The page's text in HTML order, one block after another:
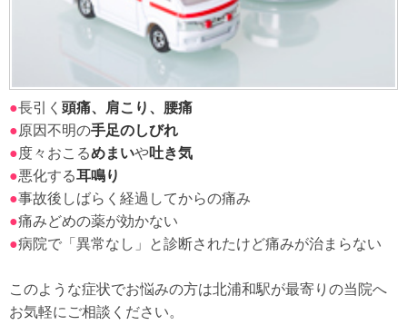
●長引く 頭痛、肩こり、腰痛
●原因不明の手足のしびれ
●度々おこるめまいや吐き気
●悪化する耳鳴り
●事故後しばらく経過してからの痛み
●痛みどめの薬が効かない
●病院で「異常なし」と診断されたけど痛みが治まらない
このような症状でお悩みの方は北浦和駅が最寄りの当院へ
お気軽にご相談ください。